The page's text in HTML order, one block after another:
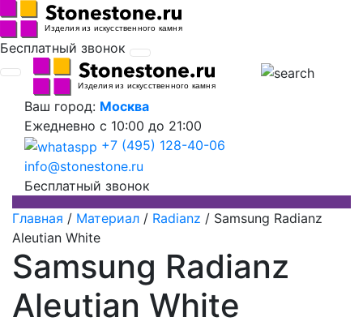
Бесплатный звонок
Ваш город: Москва
Ежедневно с 10:00 до 21:00
+7 (495) 128-40-06
info@stonestone.ru
Бесплатный звонок
Главная / Материал / Radianz / Samsung Radianz
Aleutian White
Samsung Radianz
Aleutian White